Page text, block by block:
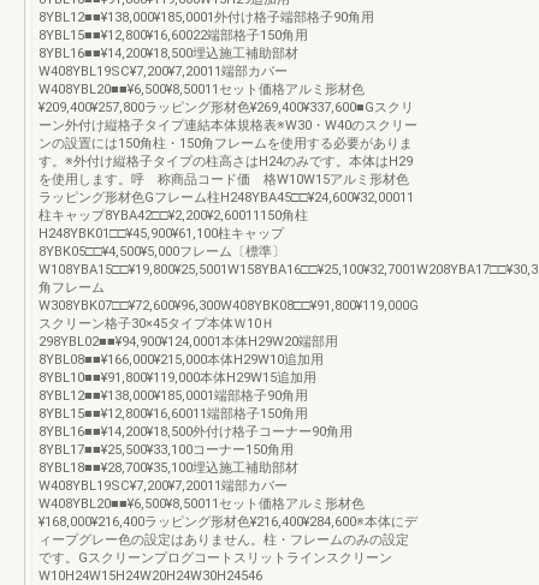
8YBL12■■¥138,000¥185,0001外付け格子端部格子90角用
8YBL15■■¥12,800¥16,60022端部格子150角用
8YBL16■■¥14,200¥18,500埋込施工補助部材
W408YBL19SC¥7,200¥7,20011端部カバー
W408YBL20■■¥6,500¥8,50011セット価格アルミ形材色
¥209,400¥257,800ラッピング形材色¥269,400¥337,600■Gスクリ
ーン外付け縦格子タイプ連結本体規格表※W30・W40のスクリー
ンの設置には150角柱・150角フレームを使用する必要がありま
す。※外付け縦格子タイプの柱高さはH24のみです。本体はH29
を使用します。呼 称商品コード価 格W10W15アルミ形材色
ラッピング形材色Gフレーム柱H248YBA45□□¥24,600¥32,00011
柱キャップ8YBA42□□¥2,200¥2,60011150角柱
H248YBK01□□¥45,900¥61,100柱キャップ
8YBK05□□¥4,500¥5,000フレーム〔標準〕
角フレーム
W308YBK07□□¥72,600¥96,300W408YBK08□□¥91,800¥119,000G
スクリーン格子30×45タイプ本体Ｗ10Ｈ
298YBL02■■¥94,900¥124,0001本体H29W20端部用
8YBL08■■¥166,000¥215,000本体H29W10追加用
8YBL10■■¥91,800¥119,000本体H29W15追加用
8YBL12■■¥138,000¥185,0001端部格子90角用
8YBL15■■¥12,800¥16,60011端部格子150角用
8YBL16■■¥14,200¥18,500外付け格子コーナー90角用
8YBL17■■¥25,500¥33,100コーナー150角用
8YBL18■■¥28,700¥35,100埋込施工補助部材
W408YBL19SC¥7,200¥7,20011端部カバー
W408YBL20■■¥6,500¥8,50011セット価格アルミ形材色
¥168,000¥216,400ラッピング形材色¥216,400¥284,600※本体にデ
ィープグレー色の設定はありません。柱・フレームのみの設定
です。Gスクリーンプログコートスリットラインスクリーン
W10H24W15H24W20H24W30H24546